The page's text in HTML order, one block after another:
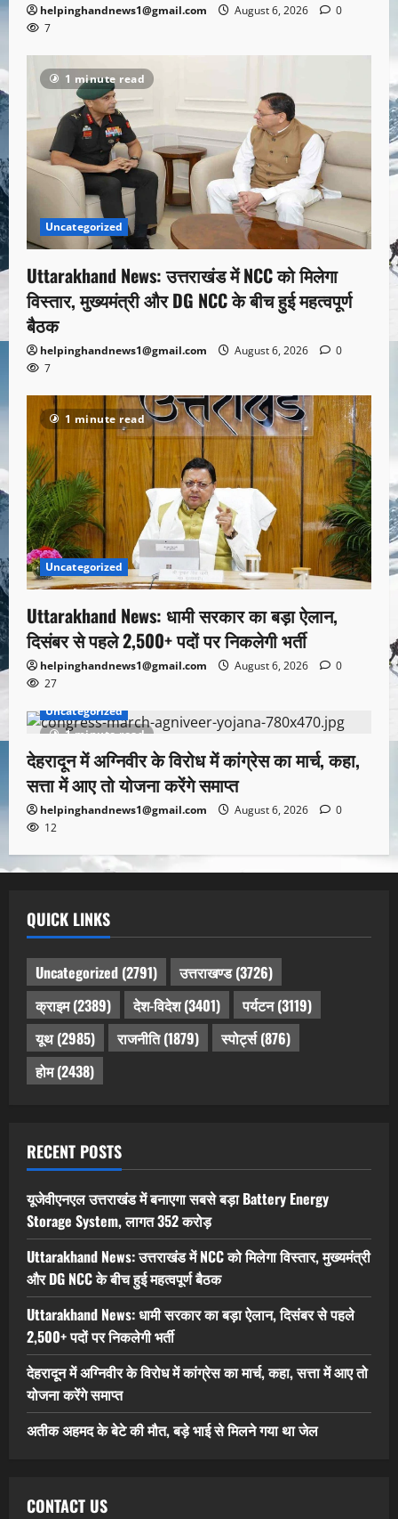
helpinghandnews1@gmail.com August 6, 2026
0
7
1 minute read
Uncategorized
Uttarakhand News: उत्तराखंड में NCC को मिलेगा
विस्तार, मुख्यमंत्री और DG NCC के बीच हुई महत्वपूर्ण
बैठक
helpinghandnews1@gmail.com August 6, 2026
0
7
1 minute read
Uncategorized
Uttarakhand News: धामी सरकार का बड़ा ऐलान,
दिसंबर से पहले 2,500+ पदों पर निकलेगी भर्ती
helpinghandnews1@gmail.com August 6, 2026
0
27
1 minute read
Uncategorized
देहरादून में अग्निवीर के विरोध में कांग्रेस का मार्च, कहा,
सत्ता में आए तो योजना करेंगे समाप्त
helpinghandnews1@gmail.com August 6, 2026
0
12
QUICK LINKS
Uncategorized (2791) उत्तराखण्ड(3726)
क्राइम(2389) देश-विदेश(3401) पर्यटन(3119)
यूथ(2985) राजनीति(1879) स्पोर्ट्स(876)
होम(2438)
RECENT POSTS
यूजेवीएनएल उत्तराखंड में बनाएगा सबसे बड़ा Battery Energy
Storage System, लागत 352 करोड़
Uttarakhand News: उत्तराखंड में NCC को मिलेगा विस्तार, मुख्यमंत्री
और DG NCC के बीच हुई महत्वपूर्ण बैठक
Uttarakhand News: धामी सरकार का बड़ा ऐलान, दिसंबर से पहले
2,500+ पदों पर निकलेगी भर्ती
देहरादून में अग्निवीर के विरोध में कांग्रेस का मार्च, कहा, सत्ता में आए तो
योजना करेंगे समाप्त
अतीक अहमद के बेटे की मौत, बड़े भाई से मिलने गया था जेल
CONTACT US